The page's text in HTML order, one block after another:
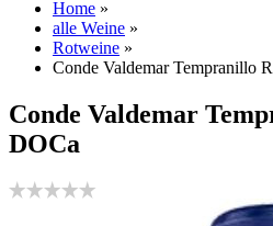
Home »
alle Weine »
Rotweine »
Conde Valdemar Tempranillo
Conde Valdemar
DOCa